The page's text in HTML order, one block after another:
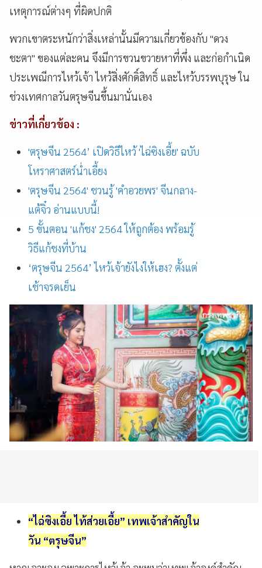
เหตุการณ์ต่างๆ ที่ผิดปกติ
พวกเขาตระหนักว่าสิ่งเหล่านั้นมีความเกี่ยวข้องกับ "ดวง
ชะตา" ของแต่ละคน จึงมีการขวนขวายหาที่พึ่ง และก่อกำเนิด
ประเพณีการไหว้เจ้า ไหว้สิ่งศักดิ์สิทธิ์ และไหว้บรรพบุรุษ ใน
ช่วงเทศกาลวันตรุษจีนขึ้นมานั่นเอง
ข่าวที่เกี่ยวข้อง :
'ตรุษจีน 2564’ เปิดวิธีไหว้ 'ไฉ่ซิงเอี้ย' ฉบับ
โหราศาสตร์น่ำเอี้ยง
'ตรุษจีน 2564' ชวนรู้ 'คำอวยพร' จีนกลาง-
แต้จิ๋ว อ่านแบบนี้!
5 ขั้นตอน 'แก้ชง' 2564 ให้ถูกต้อง พร้อมรู้
วิธีแก้ชงที่บ้าน
‘ตรุษจีน 2564’ ไหว้เจ้ายังไงให้เฮง? ตั้งแต่
เช้าจรดเย็น
“ไฉ่ซิงเอี้ย ไท้ส่วยเอี้ย” เทพเจ้าสำคัญใน
วัน “ตรุษจีน”